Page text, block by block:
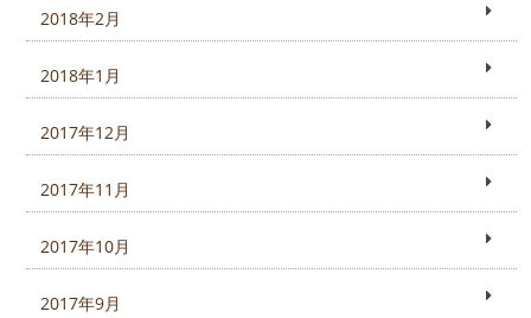
2018年2月
2018年1月
2017年12月
2017年11月
2017年10月
2017年9月